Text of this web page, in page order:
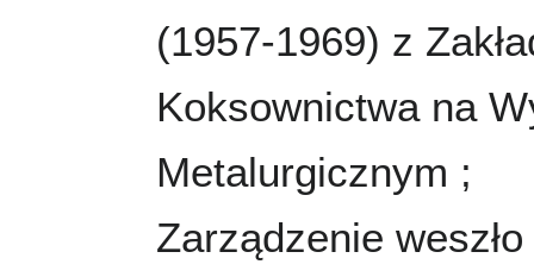
(1957-1969) z
Koksownictwa na
Metalurgicznym ;
Zarządzenie weszło